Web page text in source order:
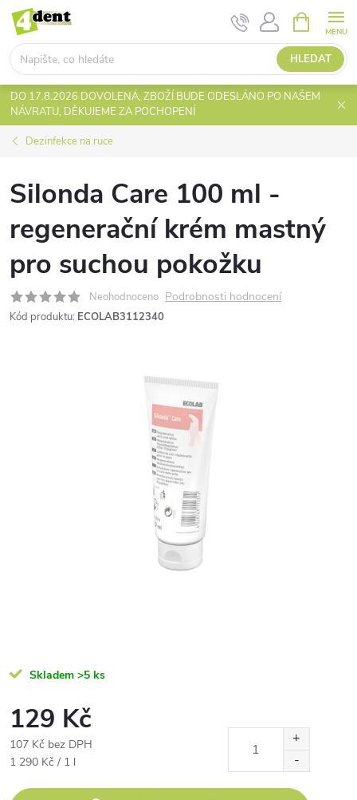
Přejít
obsah
HLEDAT
NÁKUPNÍ
KOŠÍK
DO 17.8.2026 DOVOLENÁ, ZBOŽÍ BUDE ODESLÁNO PO NAŠEM
NÁVRATU, DĚKUJEME ZA POCHOPENÍ
Dezinfekce na ruce
Silonda Care 100 ml -
regenerační krém mastný
pro suchou pokožku
Neohodnoceno Podrobnosti hodnocení
Kód produktu: ECOLAB3112340
Skladem >5 ks
129 Kč
107 Kč bez DPH
Měrná
1 290 Kč / 1 l